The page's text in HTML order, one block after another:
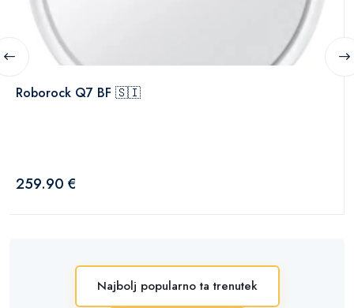
Roborock Q7 BF 🇸🇮
259.90 €
Najbolj popularno ta trenutek